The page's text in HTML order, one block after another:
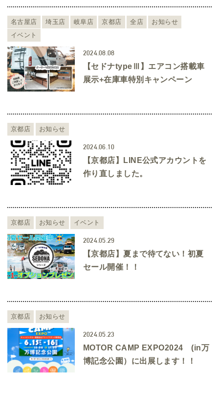
名古屋店 埼玉店 岐阜店 京都店 全店
お知らせ
イベント
2024.08.08
【セドナtypeⅢ】エアコン搭載車
展示+在庫車特別キャンペーン
京都店 お知らせ
2024.06.10
【京都店】LINE公式アカウントを
作り直しました。
京都店 お知らせ イベント
2024.05.29
【京都店】夏まで待てない！初夏
セール開催！！
京都店 お知らせ
2024.05.23
MOTOR CAMP EXPO2024 (in万
博記念公園）に出展します！！